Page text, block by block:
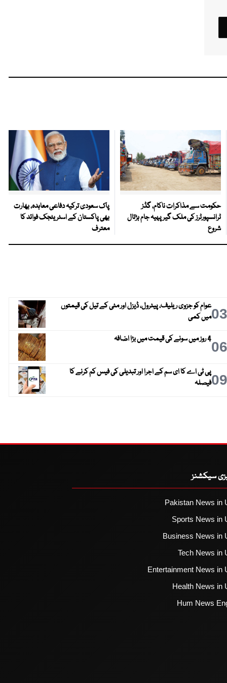
حکومت سے مذاکرات ناکام، گڈز
ٹرانسپورٹرز کی ملک گیر پہیہ جام ہڑتال
شروع
پاک سعودی ترکیہ دفاعی معاہدہ، بھارت
بھی پاکستان کے اسٹریٹجک فوائد کا
معترف
03عوام کو جزوی ریلیف، پیٹرول، ڈیزل اور مٹی کے تیل کی قیمتوں
میں کمی
064 روز میں سونے کی قیمت میں بڑا اضافہ
09پی ٹی اے کا ای سم کے اجرا اور تبدیلی کی فیس کم کرنے کا
فیصلہ
سیکشنز
Pakistan News in
Sports News in
Business News in
Tech News in
Entertainment News in
Health News in
Hum News